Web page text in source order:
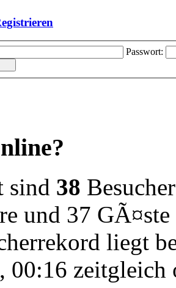
Passwort:
sind 38
und 37 GÃ¤ste
liegt
00:16 zeitgleich